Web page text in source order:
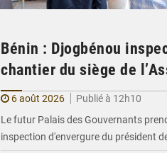
Bénin : Djogbénou
chantier du siège de
6 août 2026
Publié à 12h10
Le futur Palais des Gouvernants
inspection d'envergure du président